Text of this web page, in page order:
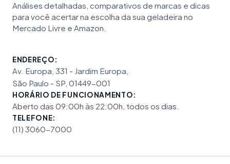
Análises detalhadas, comparativos de marcas e dicas
para você acertar na escolha da sua geladeira no
Mercado Livre e Amazon.
ENDEREÇO:
Av. Europa, 331 - Jardim Europa,
São Paulo - SP, 01449-001
HORÁRIO DE FUNCIONAMENTO:
Aberto das 09:00h às 22:00h, todos os dias.
TELEFONE:
(11) 3060-7000